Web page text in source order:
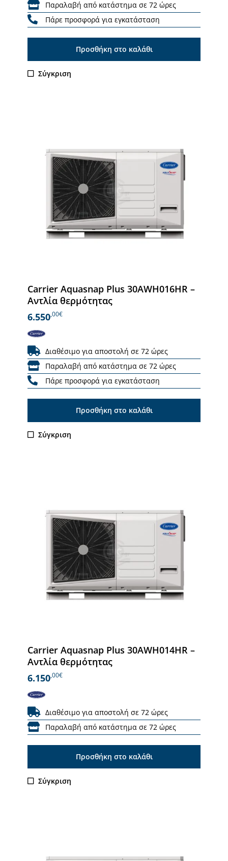
Παραλαβή από κατάστημα σε 72 ώρες
Πάρε προσφορά για εγκατάσταση
Προσθήκη στο καλάθι
Σύγκριση
Carrier Aquasnap Plus 30AWH016HR –
Αντλία θερμότητας
6.550,00€
Διαθέσιμο για αποστολή σε 72 ώρες
Παραλαβή από κατάστημα σε 72 ώρες
Πάρε προσφορά για εγκατάσταση
Προσθήκη στο καλάθι
Σύγκριση
Carrier Aquasnap Plus 30AWH014HR –
Αντλία θερμότητας
6.150,00€
Διαθέσιμο για αποστολή σε 72 ώρες
Παραλαβή από κατάστημα σε 72 ώρες
Προσθήκη στο καλάθι
Σύγκριση